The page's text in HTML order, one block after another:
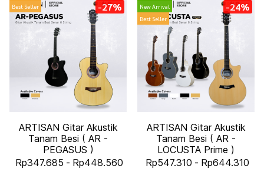
Best Seller -27%
ARTISAN Gitar Akustik
Tanam Besi ( AR -
PEGASUS )
Rp347.685 - Rp448.560
New Arrival
Best Seller
-24%
ARTISAN Gitar Akustik
Tanam Besi ( AR -
LOCUSTA Prime )
Rp547.310 - Rp644.310